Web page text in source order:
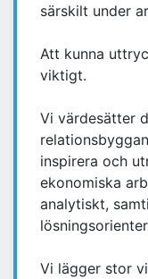
särskilt under
Att kunna
viktigt.
Vi värdesätter
inspirera och
ekonomiska
analytiskt,
Vi lägger stor